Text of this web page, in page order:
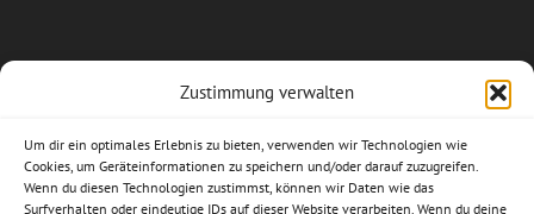
Zustimmung verwalten
Um dir ein optimales Erlebnis zu bieten, verwenden wir Technologien wie
Cookies, um Geräteinformationen zu speichern und/oder darauf zuzugreifen.
Wenn du diesen Technologien zustimmst, können wir Daten wie das
Surfverhalten oder eindeutige IDs auf dieser Website verarbeiten. Wenn du deine
Allgemeine Geschäftsbedingungen
Impressum